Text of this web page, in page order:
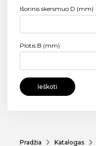
Išorinis skersmuo D (mm)
Plotis B (mm)
Ieškoti
Pradžia
Katalogas